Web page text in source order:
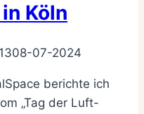
Köln
08-07-2024
berichte ich
„Tag der Luft-